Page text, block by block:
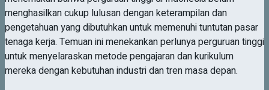
menghasilkan cukup lulusan dengan keterampilan dan
pengetahuan yang dibutuhkan untuk memenuhi tuntutan pasar
tenaga kerja. Temuan ini menekankan perlunya perguruan tinggi
untuk menyelaraskan metode pengajaran dan kurikulum
mereka dengan kebutuhan industri dan tren masa depan.